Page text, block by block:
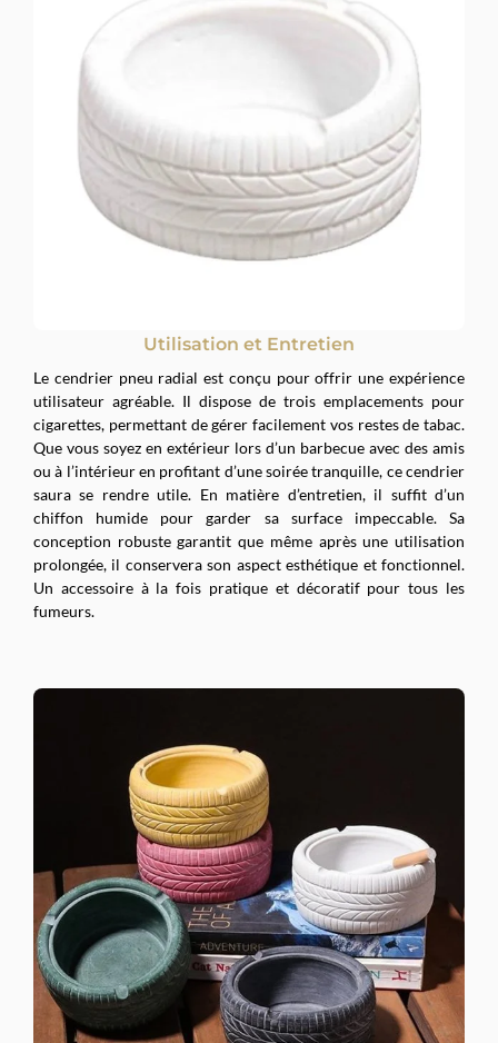
Utilisation et Entretien
Le cendrier pneu radial est conçu pour offrir une expérience
utilisateur agréable. Il dispose de trois emplacements pour
cigarettes, permettant de gérer facilement vos restes de tabac.
Que vous soyez en extérieur lors d’un barbecue avec des amis
ou à l’intérieur en profitant d’une soirée tranquille, ce cendrier
saura se rendre utile. En matière d’entretien, il suffit d’un
chiffon humide pour garder sa surface impeccable. Sa
conception robuste garantit que même après une utilisation
prolongée, il conservera son aspect esthétique et fonctionnel.
Un accessoire à la fois pratique et décoratif pour tous les
fumeurs.